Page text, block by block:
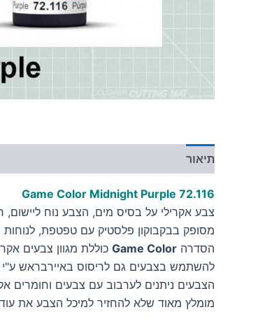
תיאור
Game Color Midnight Purple 72.116
צבע אקרילי על בסיס מים, הצבע נוח ליישום,
מסופק בבקבוקון פלסטיק עם טפטפת,
הסדרה Game Color כוללת מגוון צבעים
להשתמש בצבעים גם לריסוס באיירבראש ע"י
הצבעים ניתנים לערבוב עם צבעים וחומרים
מומלץ מאוד שלא להחזיר למיכל הצבע את